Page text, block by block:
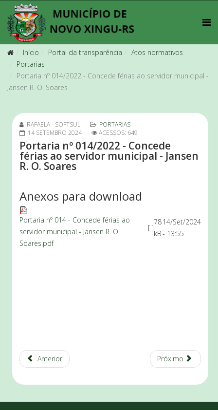
Início Portal da transparência
Atos normativos
Portarias
Portaria nº 014/2022 - Concede férias ao servidor municipal -
Jansen R. O. Soares
RAFAELA - SOFTSUL
PORTARIAS
14 SETEMBRO 2024
ACESSOS: 649
Portaria nº 014/2022 - Concede
férias ao servidor municipal - Jansen
R. O. Soares
Anexos para download
Portaria nº 014 - Concede férias ao
servidor municipal - Jansen R. O.
Soares.pdf
[ ]
78
kB
14/Set/2024
- 13:55
Anterior Próximo